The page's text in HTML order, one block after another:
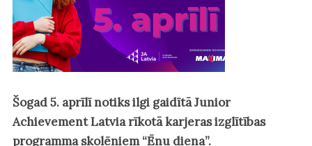
Šogad 5. aprīlī notiks ilgi gaidītā Junior
Achievement Latvia rīkotā karjeras izglītības
programma skolēniem “Ēnu diena”.